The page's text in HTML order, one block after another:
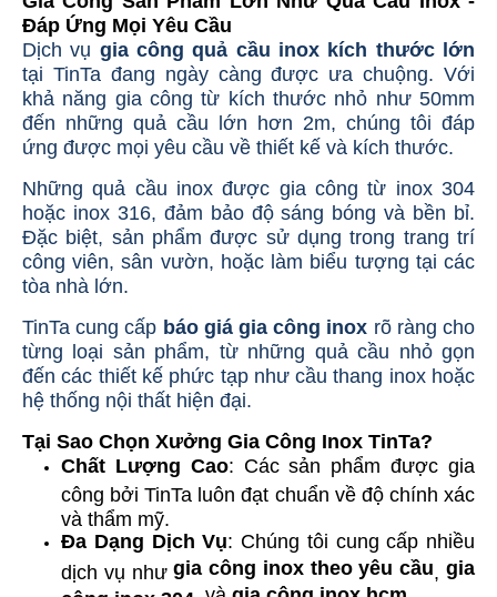
Đáp Ứng Mọi Yêu Cầu
Dịch vụ gia công quả cầu inox kích thước lớn
tại TinTa đang ngày càng được ưa chuộng. Với
khả năng gia công từ kích thước nhỏ như 50mm
đến những quả cầu lớn hơn 2m, chúng tôi đáp
ứng được mọi yêu cầu về thiết kế và kích thước.
Những quả cầu inox được gia công từ inox 304
hoặc inox 316, đảm bảo độ sáng bóng và bền bỉ.
Đặc biệt, sản phẩm được sử dụng trong trang trí
công viên, sân vườn, hoặc làm biểu tượng tại các
tòa nhà lớn.
TinTa cung cấp báo giá gia công inox rõ ràng cho
từng loại sản phẩm, từ những quả cầu nhỏ gọn
đến các thiết kế phức tạp như cầu thang inox hoặc
hệ thống nội thất hiện đại.
Tại Sao Chọn Xưởng Gia Công Inox TinTa?
Chất Lượng Cao: Các sản phẩm được gia
công bởi TinTa luôn đạt chuẩn về độ chính xác
và thẩm mỹ.
Đa Dạng Dịch Vụ: Chúng tôi cung cấp nhiều
dịch vụ nhưgia công inox theo yêu cầu ,gia